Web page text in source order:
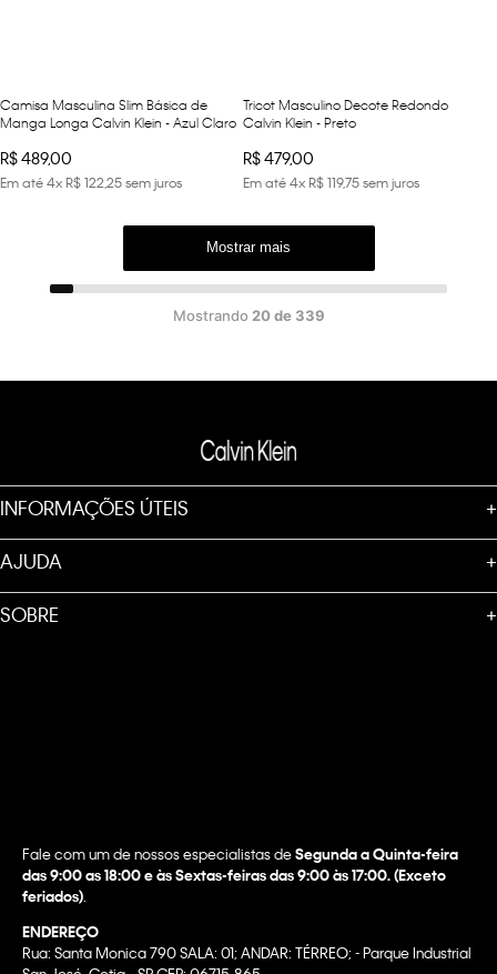
Camisa Masculina Slim Básica de
Manga Longa Calvin Klein - Azul Claro
R$489,00
Em até4xR$12225sem juros
Tricot Masculino Decote Redondo
Calvin Klein - Preto
R$479,00
Em até4xR$119,75sem juros
Mostrar mais
Mostrando 20 de 339
INFORMAÇÕES ÚTEIS +
AJUDA +
SOBRE +
Fale com um de nossos especialistas deSegunda a Quinta-feira
das 9:00 as 18:00 e às Sextas-feiras das 9:00 às 17:00. (Exceto
feriados)
ENDEREÇO
Rua: Santa Monica 790 SALA: 01; ANDAR: TÉRREO; - Parque Industrial